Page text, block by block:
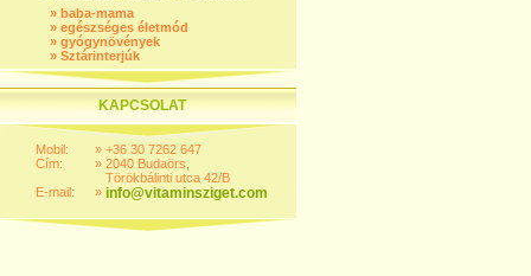
» baba-mama
» egészséges életmód
» gyógynövények
» Sztárinterjúk
KAPCSOLAT
Mobil:
Cím:
E-mail:
»
»
»
+36 30 7262 647
2040 Budaörs,
Törökbálinti utca 42/B
info@vitaminsziget.com